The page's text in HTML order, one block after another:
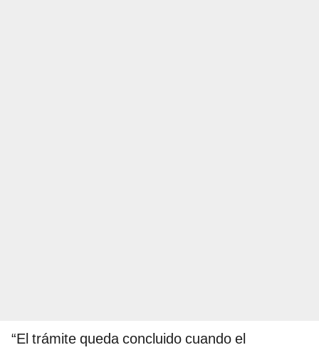
“El trámite queda concluido cuando el